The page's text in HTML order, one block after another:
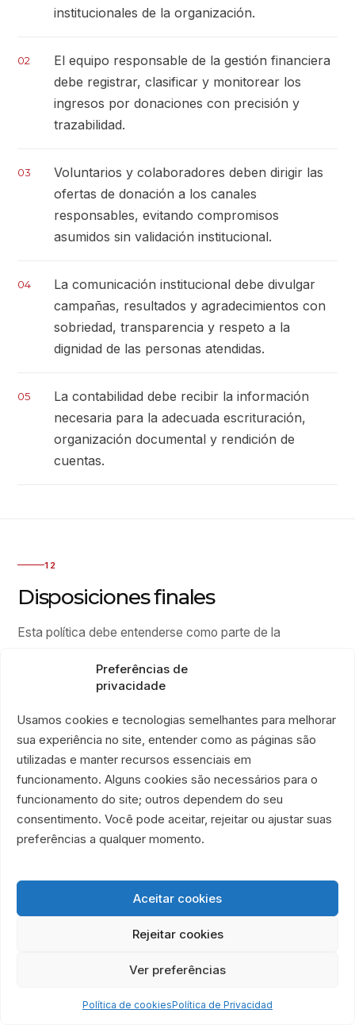
Preferências de
privacidade
Usamos cookies e tecnologias semelhantes para melhorar
sua experiência no site, entender como as páginas são
utilizadas e manter recursos essenciais em
funcionamento. Alguns cookies são necessários para o
funcionamento do site; outros dependem do seu
consentimento. Você pode aceitar, rejeitar ou ajustar suas
preferências a qualquer momento.
Aceitar cookies
Rejeitar cookies
Ver preferências
Política de cookiesPolítica de Privacidad
institucionales de la organización.
02
El equipo responsable de la gestión financiera
debe registrar, clasificar y monitorear los
ingresos por donaciones con precisión y
trazabilidad.
03
Voluntarios y colaboradores deben dirigir las
ofertas de donación a los canales
responsables, evitando compromisos
asumidos sin validación institucional.
04
La comunicación institucional debe divulgar
campañas, resultados y agradecimientos con
sobriedad, transparencia y respeto a la
dignidad de las personas atendidas.
05
La contabilidad debe recibir la información
necesaria para la adecuada escrituración,
organización documental y rendición de
cuentas.
12
Disposiciones finales
Esta política debe entenderse como parte de la
Esta Política de Donaciones podrá ser revisada
periódicamente para reflejar la madurez institucional
de la ONG É Por Amor, cambios legales, evolución
de los controles internos, nuevas formas de
captación y mejora de las prácticas de
transparencia.
excepcionales deberán ser evaluados por la
dirección de la organización, siempre con base en la
misión institucional, la legislación aplicable, los
dignidad de las personas atendidas.